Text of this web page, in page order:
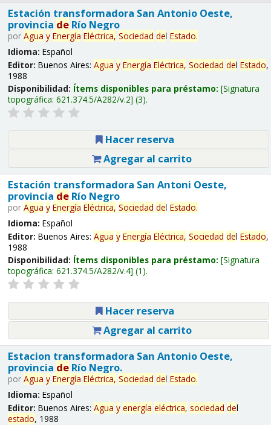
Estación transformadora San Antonio Oeste,
provincia deRío Negro
por Agua y Energía Eléctrica, Sociedad del Estado.
Idioma: Español
Editor: Buenos Aires: Agua y Energía Eléctrica, Sociedad del Estado,
1988
Disponibilidad: Ítems disponibles para préstamo: Signatura
topográfica: 621.374.5/A282/v.2 (3).
Hacer reserva
Agregar al carrito
Estación transformadora San Antoni Oeste,
provincia deRío Negro
por Agua y Energía Eléctrica, Sociedad del Estado.
Idioma: Español
Editor: Buenos Aires: Agua y Energía Eléctrica, Sociedad del Estado,
1988
Disponibilidad: Ítems disponibles para préstamo: Signatura
topográfica: 621.374.5/A282/v.4 (1).
Hacer reserva
Agregar al carrito
Estacion transformadora San Antonio Oeste,
provincia deRío Negro.
por Agua y Energía Eléctrica, Sociedad del Estado.
Idioma: Español
Editor: Buenos Aires: Agua y energía eléctrica, sociedad del
estado, 1988